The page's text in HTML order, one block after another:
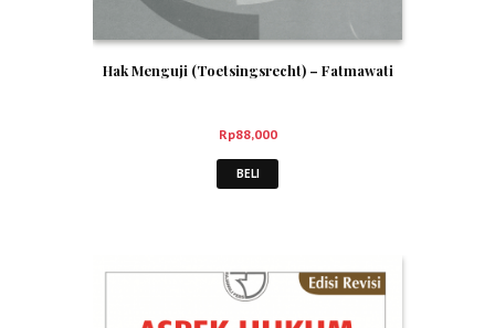
Hak Menguji (Toetsingsrecht) – Fatmawati
Rp88,000
BELI